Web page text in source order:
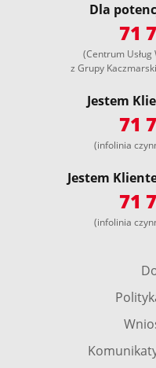
Dla
71
(Centrum
z Grupy
Jestem
71
(infolinia
Jestem
71
(infolinia